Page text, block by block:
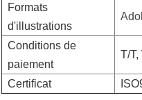
Formats
d'illustrations
Conditions de
paiement
T/T,
Certificat